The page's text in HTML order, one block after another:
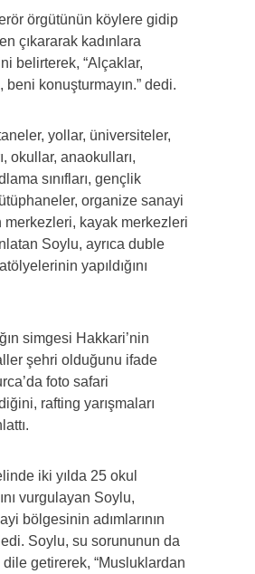
örgütünün köylere gidip
çıkararak kadınlara
belirterek, “Alçaklar,
konuşturmayın.” dedi.
yollar, üniversiteler,
okullar, anaokulları,
sınıfları, gençlik
organize sanayi
merkezleri, kayak merkezleri
Soylu, ayrıca duble
yapıldığını
simgesi Hakkari’nin
şehri olduğunu ifade
foto safari
rafting yarışmaları
iki yılda 25 okul
vurgulayan Soylu,
bölgesinin adımlarının
Soylu, su sorununun da
getirerek, “Musluklardan